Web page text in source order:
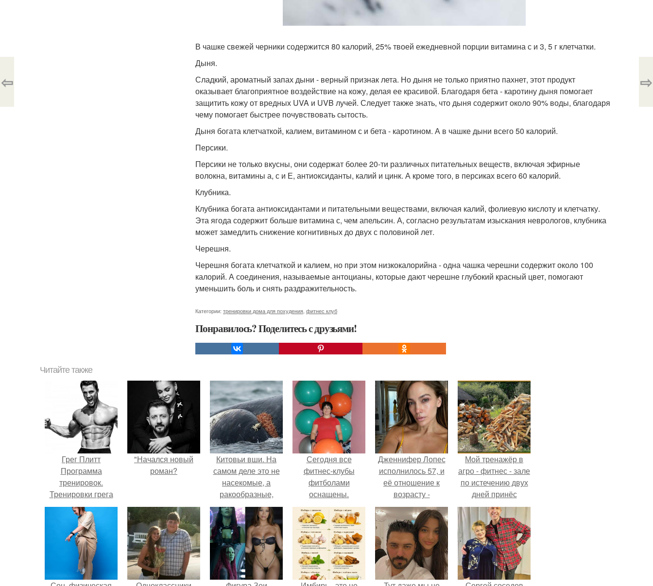
В чашке свежей черники содержится 80 калорий, 25% твоей ежедневной порции витамина с и 3, 5 г клетчатки.
Дыня.
Сладкий, ароматный запах дыни - верный признак лета. Но дыня не только приятно пахнет, этот продукт
оказывает благоприятное воздействие на кожу, делая ее красивой. Благодаря бета - каротину дыня помогает
защитить кожу от вредных UVA и UVB лучей. Следует также знать, что дыня содержит около 90% воды, благодаря
чему помогает быстрее почувствовать сытость.
Дыня богата клетчаткой, калием, витамином с и бета - каротином. А в чашке дыни всего 50 калорий.
Персики.
Персики не только вкусны, они содержат более 20-ти различных питательных веществ, включая эфирные
волокна, витамины а, с и Е, антиоксиданты, калий и цинк. А кроме того, в персиках всего 60 калорий.
Клубника.
Клубника богата антиоксидантами и питательными веществами, включая калий, фолиевую кислоту и клетчатку.
Эта ягода содержит больше витамина с, чем апельсин. А, согласно результатам изыскания неврологов, клубника
может замедлить снижение когнитивных до двух с половиной лет.
Черешня.
Черешня богата клетчаткой и калием, но при этом низкокалорийна - одна чашка черешни содержит около 100
калорий. А соединения, называемые антоцианы, которые дают черешне глубокий красный цвет, помогают
уменьшить боль и снять раздражительность.
Категории: тренировки дома для похудения фитнес клуб
Понравилось? Поделитесь с друзьями!
⇦ ⇨
Читайте также
Грег Плитт
Программа
тренировок.
Тренировки грега
плитта.
"Начался новый
роман?
Китовьи вши. На
самом деле это не
насекомые, а
ракообразные,
относящиеся к
бокоплавам.
Сегодня все
фитнес-клубы
фитболами
оснащены.
Дженнифер Лопес
исполнилось 57, и
её отношение к
возрасту -
настоящий
манифест
уверенности: "не
говорите, что я
отлично выгляжу
для 57.
Мой тренажёр в
агро - фитнес - зале
по истечению двух
дней принёс
ощутимый
результат.